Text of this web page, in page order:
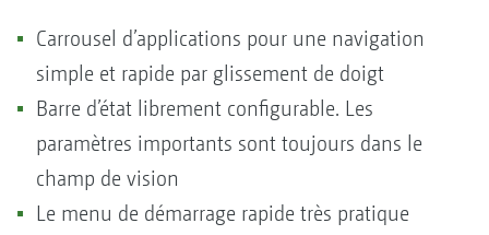
Carrousel d’applications pour une navigation
simple et rapide par glissement de doigt
Barre d’état librement configurable. Les
paramètres importants sont toujours dans le
champ de vision
Le menu de démarrage rapide très pratique